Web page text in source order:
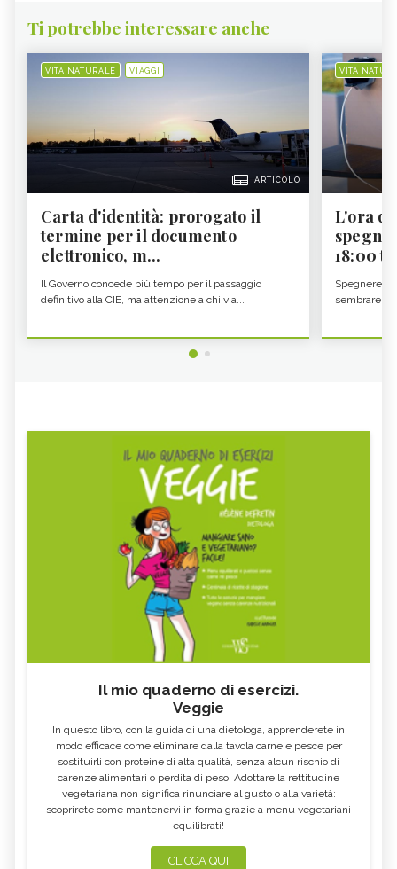
Ti potrebbe interessare anche
VITA NATURALE VIAGGI
ARTICOLO
Carta d'identità: prorogato il
termine per il documento
elettronico, m...
Il Governo concede più tempo per il passaggio
definitivo alla CIE, ma attenzione a chi via...
VITA
L'ora
18:00 ti
Spegnere lo
sembrare
Il mio quaderno di esercizi.
Veggie
In questo libro, con la guida di una dietologa, apprenderete in
modo efficace come eliminare dalla tavola carne e pesce per
sostituirli con proteine di alta qualità, senza alcun rischio di
carenze alimentari o perdita di peso. Adottare la rettitudine
vegetariana non significa rinunciare al gusto o alla varietà:
scoprirete come mantenervi in forma grazie a menu vegetariani
equilibrati!
CLICCA QUI